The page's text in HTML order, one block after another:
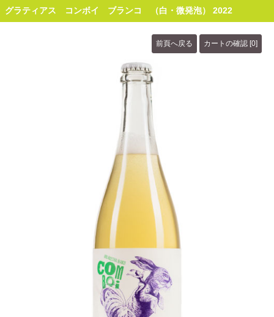
グラティアス コンボイ ブランコ （白・微発泡） 2022